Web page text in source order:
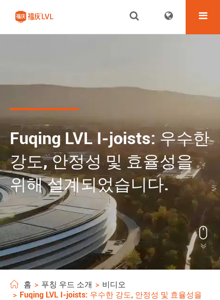
Fuqing LVL I-joists: 우수한
강도, 안정성 및 효율성을
위해 설계되었습니다.


홈 푸칭 우드 소개
비디오
Fuqing LVL I-joists: 우수한 강도, 안정성 및 효율성을